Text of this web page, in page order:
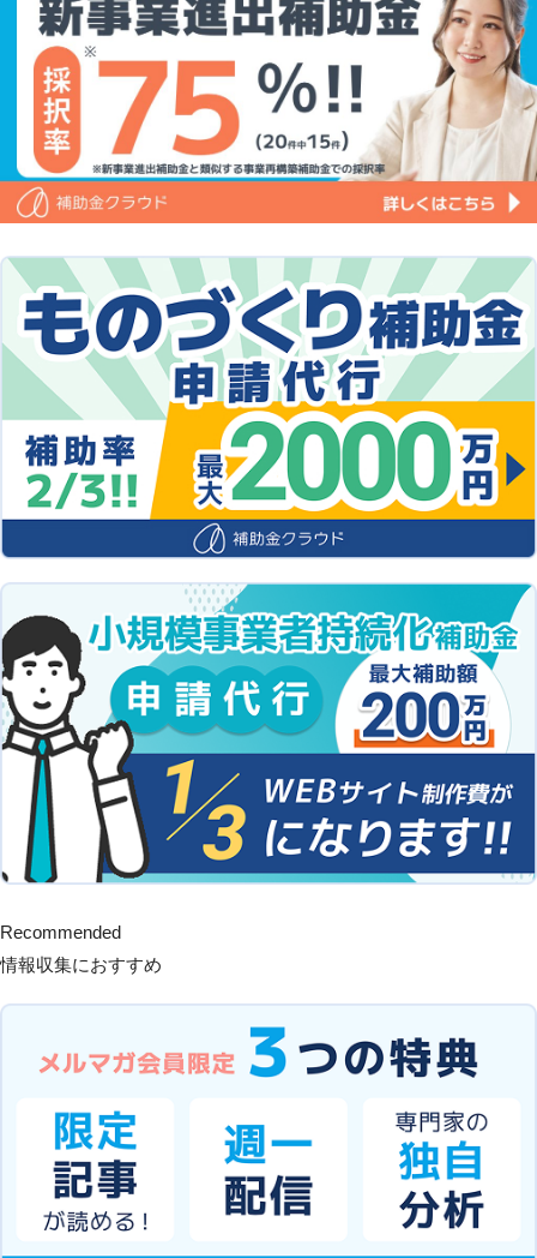
Recommended
情報収集におすすめ